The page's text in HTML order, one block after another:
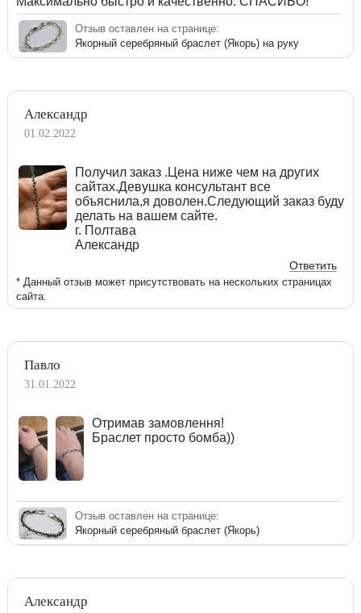
Отзыв оставлен на странице:
Якорный серебряный браслет (Якорь) на руку
Александр
01.02.2022
Получил заказ .Цена ниже чем на других
сайтах.Девушка консультант все
объяснила,я доволен.Следующий заказ буду
делать на вашем сайте.
г. Полтава
Александр
Ответить
* Данный отзыв может присутствовать на нескольких страницах
сайта.
Павло
31.01.2022
Отримав замовлення!
Браслет просто бомба))
Отзыв оставлен на странице:
Якорный серебряный браслет (Якорь)
Александр